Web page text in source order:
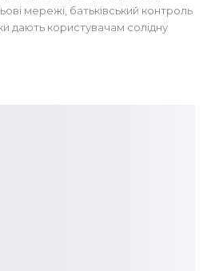
мережі, батьківський контроль
дають користувачам солідну